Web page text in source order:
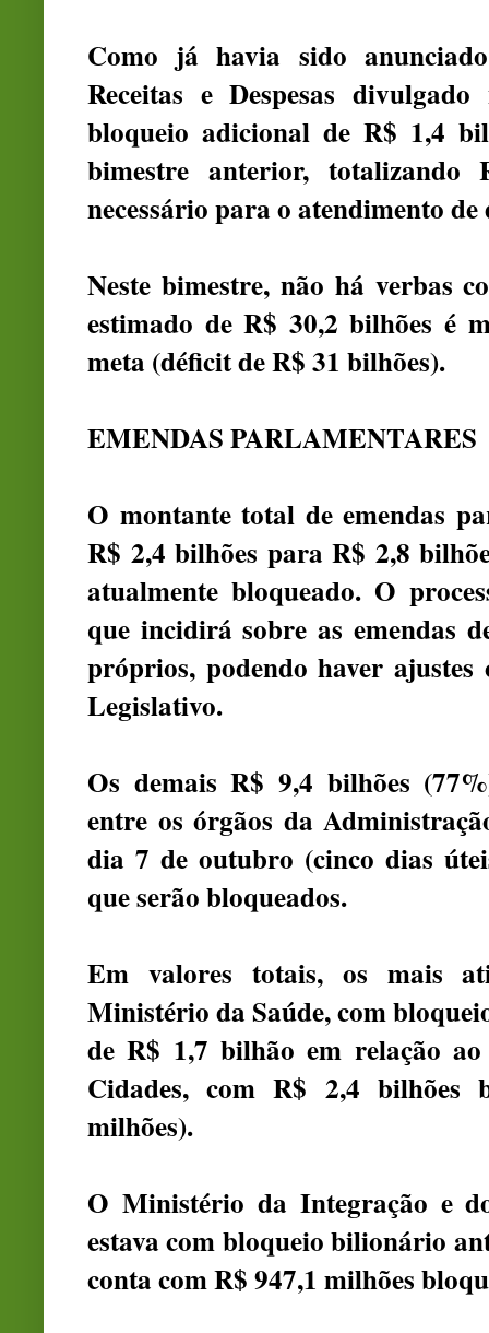
Como já havia sido
Receitas e Despesas
bloqueio adicional de R$ 1,4
bimestre anterior,
necessário para o atendimento
Neste bimestre, não há verbas
estimado de R$ 30,2 bilhões é
meta (déficit de R$ 31 bilhões).
EMENDAS PARLAMENTARES
O montante total de emendas
R$ 2,4 bilhões para R$ 2,8
atualmente bloqueado. O
que incidirá sobre as emendas
próprios, podendo haver
Legislativo.
Os demais R$ 9,4 bilhões
entre os órgãos da
dia 7 de outubro (cinco dias
que serão bloqueados.
Em valores totais, os mais
Ministério da Saúde, com
de R$ 1,7 bilhão em relação
Cidades, com R$ 2,4 bilhões
milhões).
O Ministério da Integração e
estava com bloqueio bilionário
conta com R$ 947,1 milhões